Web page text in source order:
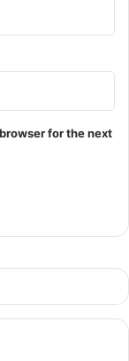
for the next